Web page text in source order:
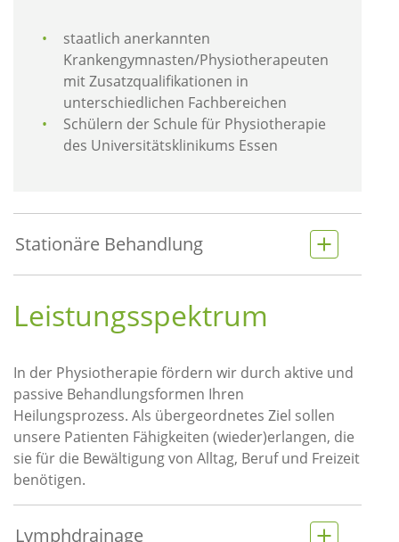
staatlich anerkannten
Krankengymnasten/Physiotherapeuten
mit Zusatzqualifikationen in
unterschiedlichen Fachbereichen
Schülern der Schule für Physiotherapie
des Universitätsklinikums Essen
Stationäre Behandlung
Leistungsspektrum
In der Physiotherapie fördern wir durch aktive und
passive Behandlungsformen Ihren
Heilungsprozess. Als übergeordnetes Ziel sollen
unsere Patienten Fähigkeiten (wieder)erlangen, die
sie für die Bewältigung von Alltag, Beruf und Freizeit
benötigen.
Lymphdrainage